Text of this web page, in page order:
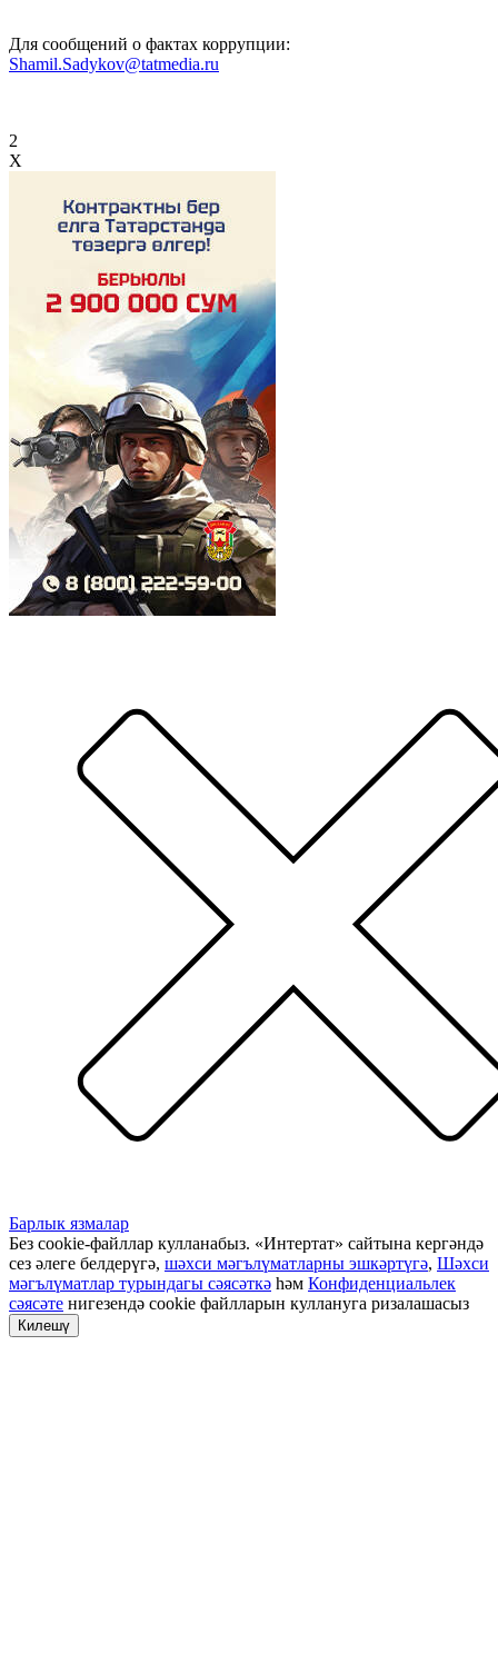
Для сообщений о фактах коррупции:
Shamil.Sadykov@tatmedia.ru
2
X
Барлык язмалар
Без cookie-файллар кулланабыз. «Интертат» сайтына кергәндә
сез әлеге белдерүгә, шәхси мәгълүматларны эшкәртүгә, Шәхси
мәгълүматлар турындагы сәясәткә һәм Конфиденциальлек
сәясәте нигезендә cookie файлларын куллануга ризалашасыз
Килешү